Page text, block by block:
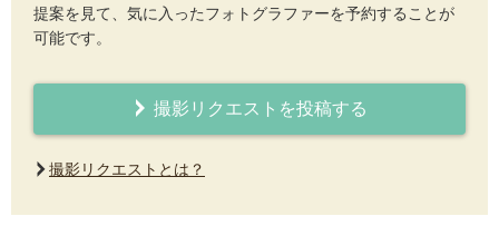
提案を見て、気に入ったフォトグラファーを予約することが
可能です。
撮影リクエストを投稿する
撮影リクエストとは？